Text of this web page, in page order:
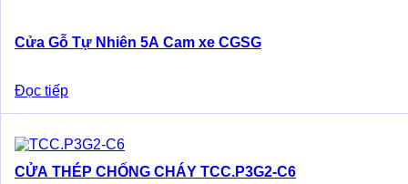
Cửa Gỗ Tự Nhiên 5A Cam xe CGSG
Đọc tiếp
CỬA THÉP CHỐNG CHÁY TCC.P3G2-C6